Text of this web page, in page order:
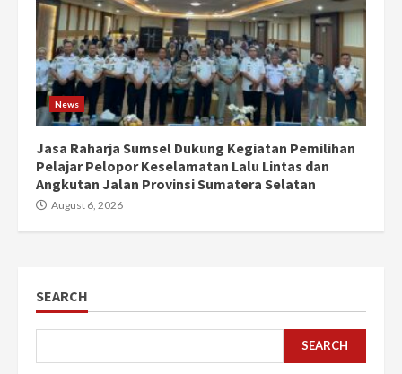
News
Jasa Raharja Sumsel Dukung Kegiatan Pemilihan
Pelajar Pelopor Keselamatan Lalu Lintas dan
Angkutan Jalan Provinsi Sumatera Selatan
August 6, 2026
SEARCH
SEARCH